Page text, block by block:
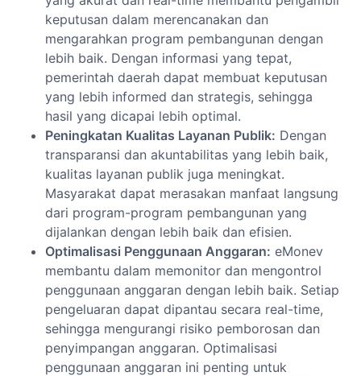
keputusan dalam merencanakan dan
mengarahkan program pembangunan dengan
lebih baik. Dengan informasi yang tepat,
pemerintah daerah dapat membuat keputusan
yang lebih informed dan strategis, sehingga
hasil yang dicapai lebih optimal.
Peningkatan Kualitas Layanan Publik: Dengan
transparansi dan akuntabilitas yang lebih baik,
kualitas layanan publik juga meningkat.
Masyarakat dapat merasakan manfaat langsung
dari program-program pembangunan yang
dijalankan dengan lebih baik dan efisien.
Optimalisasi Penggunaan Anggaran: eMonev
membantu dalam memonitor dan mengontrol
penggunaan anggaran dengan lebih baik. Setiap
pengeluaran dapat dipantau secara real-time,
sehingga mengurangi risiko pemborosan dan
penyimpangan anggaran. Optimalisasi
penggunaan anggaran ini penting untuk